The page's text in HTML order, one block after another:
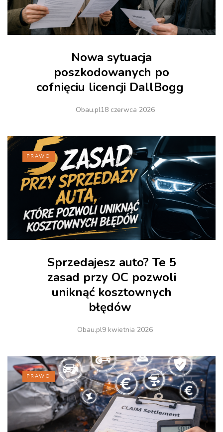
Nowa sytuacja
poszkodowanych po
cofnięciu licencji DallBogg
Obau.pl18 czerwca 2026
PRAWO
Sprzedajesz auto? Te 5
zasad przy OC pozwoli
uniknąć kosztownych
błędów
Obau.pl9 kwietnia 2026
PRAWO